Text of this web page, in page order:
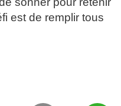
est de remplir tous